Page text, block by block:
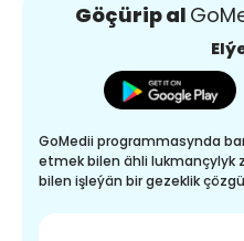
Göçürip al
GoMedii programmasynda
etmek bilen ähli lukmançylyk
bilen işleýän bir gezeklik